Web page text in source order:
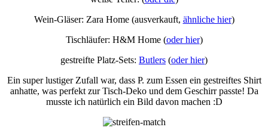
Wein-Gläser: Zara Home (ausverkauft, ähnliche hier)
Tischläufer: H&M Home (oder hier)
gestreifte Platz-Sets: Butlers (oder hier)
Ein super lustiger Zufall war, dass P. zum Essen ein gestreiftes Shirt
anhatte, was perfekt zur Tisch-Deko und dem Geschirr passte! Da
musste ich natürlich ein Bild davon machen :D